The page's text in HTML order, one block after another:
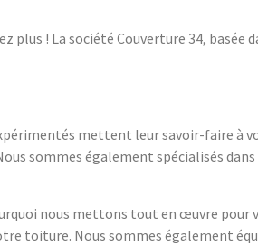
plus ! La société Couverture 34,
mettent leur savoir-faire à
sommes également spécialisés dans
nous mettons tout en œuvre pour
toiture. Nous sommes également